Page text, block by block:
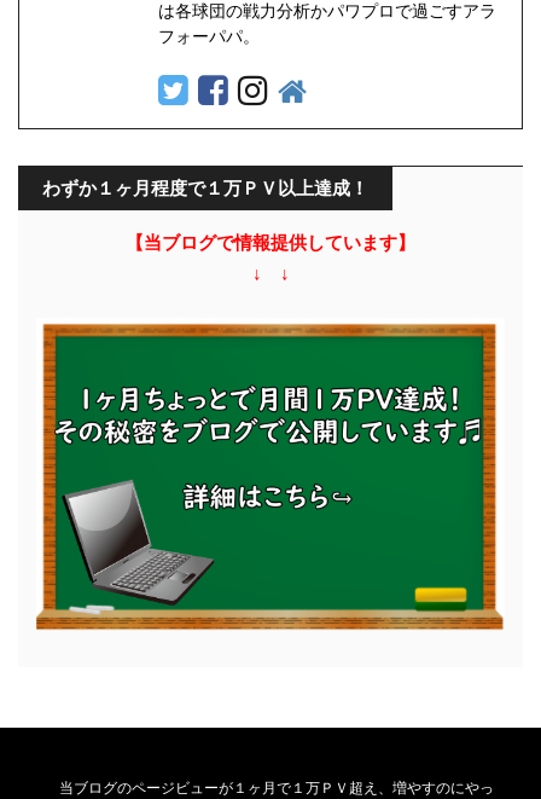
は各球団の戦力分析かパワプロで過ごすアラ
フォーパパ。
わずか１ヶ月程度で１万ＰＶ以上達成！
【当ブログで情報提供しています】
↓ ↓
当ブログのページビューが１ヶ月で１万ＰＶ超え、増やすのにやっ